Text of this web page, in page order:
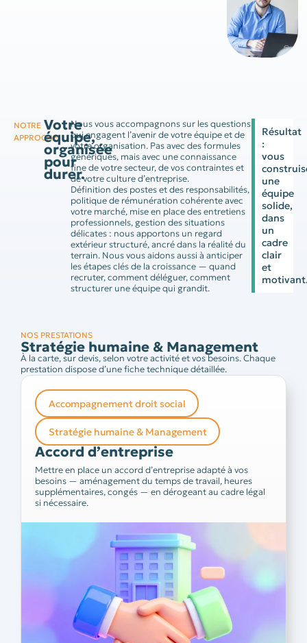
NOTRE
APPROCHE
Votre
équipe,
organisée
pour
durer.
Nous vous accompagnons sur les questions
qui engagent l’avenir de votre équipe et de
votre organisation. Pas avec des formules
génériques, mais avec une connaissance
fine de votre secteur, de vos contraintes et
de votre culture d’entreprise.
Définition des postes et des responsabilités,
politique de rémunération cohérente avec
votre marché, mise en place des entretiens
professionnels, gestion des situations
délicates : nous apportons un regard
extérieur structuré, ancré dans la réalité du
terrain. Nous vous aidons aussi à anticiper
les étapes clés de la croissance — quand
recruter, comment déléguer, comment
structurer une équipe qui grandit.
Résultat
:
vous
une
équipe
solide,
dans
un
cadre
clair
et
NOS PRESTATIONS
Stratégie humaine & Management
À la carte, sur devis, selon votre activité et vos besoins. Chaque
prestation dispose d’une fiche technique détaillée.
Accompagnement droit social
Stratégie humaine & Management
Accord d’entreprise
Mettre en place un accord d’entreprise adapté à vos
besoins — aménagement du temps de travail, heures
supplémentaires, congés — en dérogeant au cadre légal
si nécessaire.
Accord d’entreprise
Plus de 76 000 accords sont déposés chaque année
auprès de l’inspection du travail.
En avez-vous mis en
place dans votre entreprise ? Souhaitez-vous entamer
des négociations ?
Nos juristes en droit social vous
accompagnent du diagnostic initial jusqu’au dépôt de
l’accord — pour un résultat conforme et adapté à votre